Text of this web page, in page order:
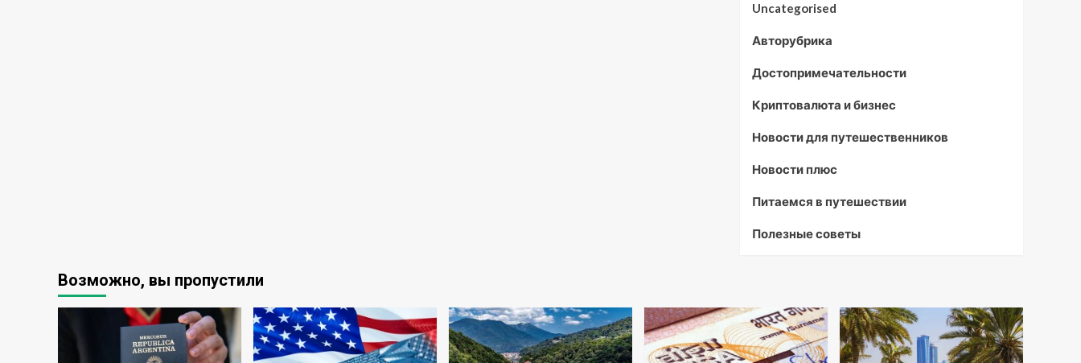
Uncategorised
Авторубрика
Достопримечательности
Криптовалюта и бизнес
Новости для путешественников
Новости плюс
Питаемся в путешествии
Полезные советы
Возможно, вы пропустили